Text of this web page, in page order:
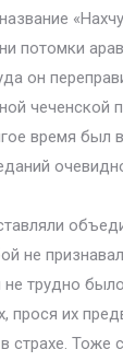
потомки
он
чеченской
время
не
трудно
прося их
Тоже